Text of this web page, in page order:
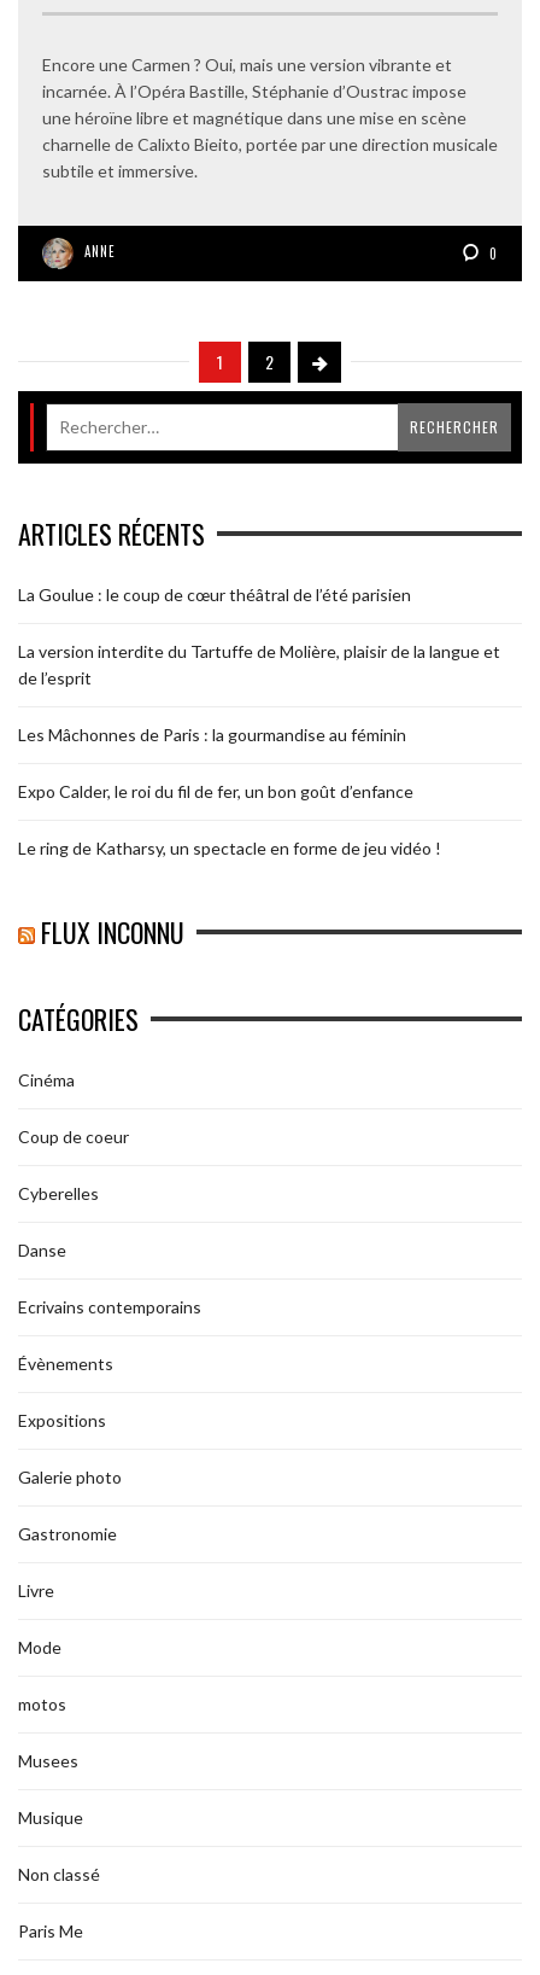
Encore une Carmen ? Oui, mais une version vibrante et
incarnée. À l’Opéra Bastille, Stéphanie d’Oustrac impose
une héroïne libre et magnétique dans une mise en scène
charnelle de Calixto Bieito, portée par une direction musicale
subtile et immersive.
ANNE 0
1 2
ARTICLES RÉCENTS
La Goulue : le coup de cœur théâtral de l’été parisien
La version interdite du Tartuffe de Molière, plaisir de la langue et
de l’esprit
Les Mâchonnes de Paris : la gourmandise au féminin
Expo Calder, le roi du fil de fer, un bon goût d’enfance
Le ring de Katharsy, un spectacle en forme de jeu vidéo !
FLUX INCONNU
CATÉGORIES
Cinéma
Coup de coeur
Cyberelles
Danse
Ecrivains contemporains
Évènements
Expositions
Galerie photo
Gastronomie
Livre
Mode
motos
Musees
Musique
Non classé
Paris Me